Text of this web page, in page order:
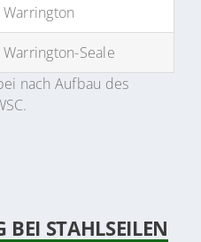
Warrington
Warrington-Seale
nach Aufbau des
STAHLSEILEN